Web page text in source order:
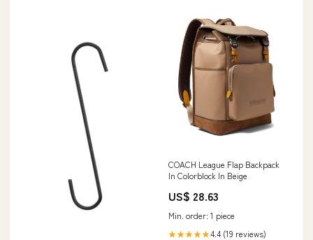
COACH League Flap Backpack
In Colorblock In Beige
US$ 28.63
Min. order: 1 piece
★★★★★4.4 (19 reviews)